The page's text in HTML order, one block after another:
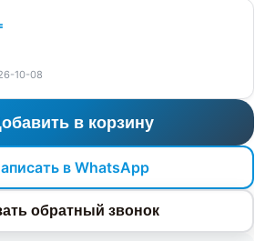
10-08
в корзину
в WhatsApp
обратный звонок